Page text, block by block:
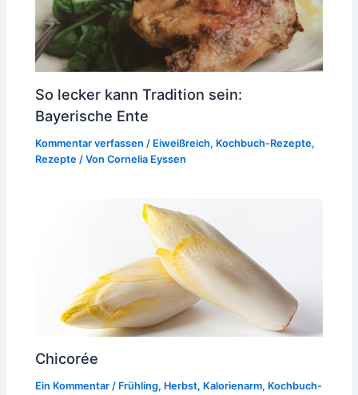
So lecker kann Tradition sein:
Bayerische Ente
Kommentar verfassen / Eiweißreich, Kochbuch-Rezepte,
Rezepte / VonCornelia Eyssen
Chicorée
Ein Kommentar / Frühling, Herbst, Kalorienarm, Kochbuch-